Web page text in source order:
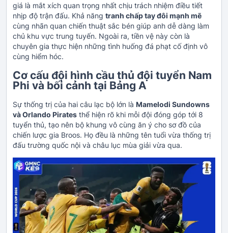
giá là mắt xích quan trọng nhất chịu trách nhiệm điều tiết
nhịp độ trận đấu. Khả năng tranh chấp tay đôi mạnh mẽ
cùng nhãn quan chiến thuật sắc bén giúp anh dễ dàng làm
chủ khu vực trung tuyến. Ngoài ra, tiền vệ này còn là
chuyên gia thực hiện những tình huống đá phạt cố định vô
cùng hiểm hóc.
Cơ cấu đội hình cầu thủ đội tuyển Nam
Phi và bối cảnh tại Bảng A
Sự thống trị của hai câu lạc bộ lớn là Mamelodi Sundowns
và Orlando Pirates thể hiện rõ khi mỗi đội đóng góp tới 8
tuyển thủ, tạo nên bộ khung vô cùng ăn ý cho sơ đồ của
chiến lược gia Broos. Họ đều là những tên tuổi vừa thống trị
đấu trường quốc nội và châu lục mùa giải vừa qua.